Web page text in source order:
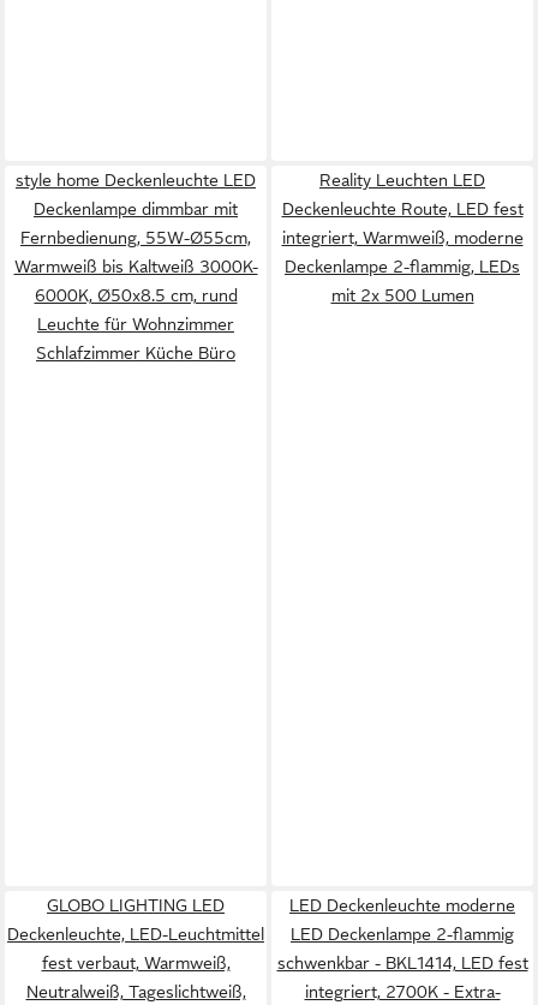
style home Deckenleuchte LED
Deckenlampe dimmbar mit
Fernbedienung, 55W-Ø55cm,
Warmweiß bis Kaltweiß 3000K-
6000K, Ø50x8.5 cm, rund
Leuchte für Wohnzimmer
Schlafzimmer Küche Büro
Reality Leuchten LED
Deckenleuchte Route, LED fest
integriert, Warmweiß, moderne
Deckenlampe 2-flammig, LEDs
mit 2x 500 Lumen
GLOBO LIGHTING LED
Deckenleuchte, LED-Leuchtmittel
fest verbaut, Warmweiß,
Neutralweiß, Tageslichtweiß,
LED Deckenleuchte moderne
LED Deckenlampe 2-flammig
schwenkbar - BKL1414, LED fest
integriert, 2700K - Extra-